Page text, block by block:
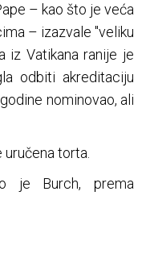
– kao što je veća
– izazvale "veliku
iz Vatikana ranije je
odbiti akreditaciju
nominovao, ali
uručena torta.
je Burch, prema